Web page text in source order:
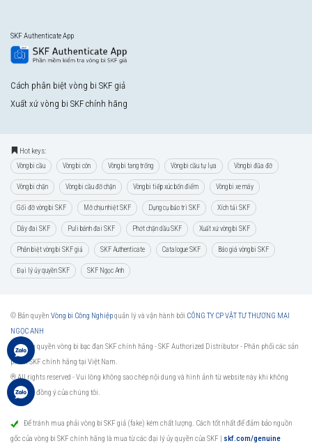
SKF Authenticate App
Cách phân biệt vòng bi SKF giả
Xuất xứ vòng bi SKF chính hãng
Hot keys:
Vòng bi cầu Vòng bi côn Vòng bi tang trống Vòng bi cầu tự lựa Vòng bi đũa đỡ
Vòng bi chặn Vòng bi cầu đỡ chặn Vòng bi tiếp xúc bốn điểm Vòng bi xe máy
Gối đỡ vòng bi SKF Mỡ chịu nhiệt SKF Dụng cụ bảo trì SKF Xích tải SKF
Dây đai SKF Puli bánh đai SKF Phớt chặn dầu SKF Xuất xứ vòng bi SKF
Phân biệt vòng bi SKF giả SKF Authenticate Catalogue SKF Báo giá vòng bi SKF
Đại lý ủy quyền SKF SKF Ngọc Anh
© Bản quyền Vòng bi Công Nghiệpquản lý và vận hành bởi CÔNG TY CP VẬT TƯ THƯƠNG MẠI
NGỌC ANH
Đại lý ủy quyền vòng bi bạc đạn SKF chính hãng -SKF Authorized Distributor- Phân phối các sản
phẩm SKF chính hãng tại Việt Nam.
® All rights reserved - Vui lòng không sao chép nội dung và hình ảnh từ website này khi không
được sự đồng ý của chúng tôi.
Để tránh mua phải vòng bi SKF giả (fake) kém chất lượng. Cách tốt nhất để đảm bảo nguồn
gốc của vòng bi SKF chính hãng là mua từ các đại lý ủy quyền của SKF | skf.com/genuine